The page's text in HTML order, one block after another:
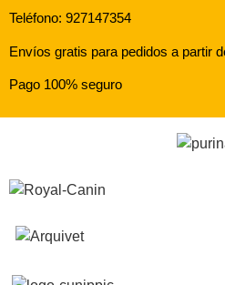
Teléfono: 927147354
Envíos gratis para pedidos a partir
Pago 100% seguro